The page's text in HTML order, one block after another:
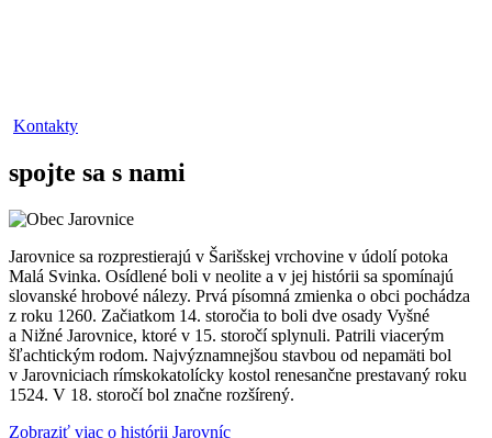
Kontakty
spojte sa s nami
Jarovnice sa rozprestierajú v Šarišskej vrchovine v údolí potoka
Malá Svinka. Osídlené boli v neolite a v jej histórii sa spomínajú
slovanské hrobové nálezy. Prvá písomná zmienka o obci pochádza
z roku 1260. Začiatkom 14. storočia to boli dve osady Vyšné
a Nižné Jarovnice, ktoré v 15. storočí splynuli. Patrili viacerým
šľachtickým rodom. Najvýznamnejšou stavbou od nepamäti bol
v Jarovniciach rímskokatolícky kostol renesančne prestavaný roku
1524. V 18. storočí bol značne rozšírený.
Zobraziť viac o histórii Jarovníc